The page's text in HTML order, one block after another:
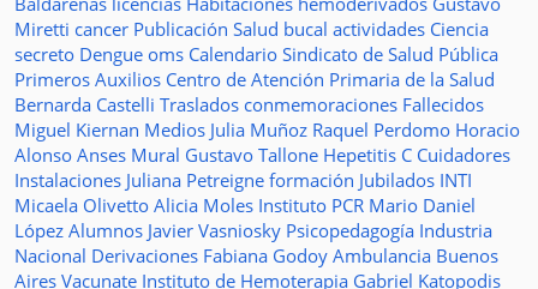
Miretti cancer Publicación Salud bucal actividades Ciencia
secreto Dengue oms Calendario Sindicato de Salud Pública
Primeros Auxilios Centro de Atención Primaria de la Salud
Bernarda Castelli Traslados conmemoraciones Fallecidos
Miguel Kiernan Medios Julia Muñoz Raquel Perdomo Horacio
Alonso Anses Mural Gustavo Tallone Hepetitis C Cuidadores
Instalaciones Juliana Petreigne formación Jubilados INTI
Micaela Olivetto Alicia Moles Instituto PCR Mario Daniel
López Alumnos Javier Vasniosky Psicopedagogía Industria
Nacional Derivaciones Fabiana Godoy Ambulancia Buenos
Aires Vacunate Instituto de Hemoterapia Gabriel Katopodis